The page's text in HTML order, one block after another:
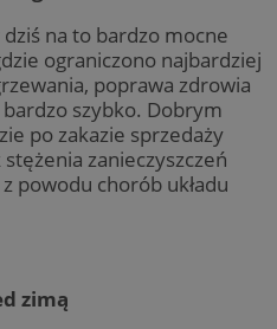
na to bardzo mocne
ograniczono najbardziej
poprawa zdrowia
szybko. Dobrym
po zakazie sprzedaży
zanieczyszczeń
powodu chorób układu
zimą